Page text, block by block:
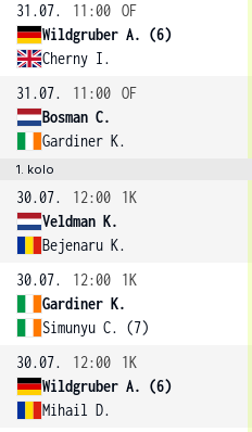
31.07.
11:00 OF
Wildgruber A. (6)
Cherny I.
31.07.
11:00 OF
Bosman C.
Gardiner K.
1. kolo
30.07. 12:00
1K
Veldman K.
Bejenaru K.
30.07.
12:00
1K
Gardiner K.
Simunyu C. (7)
30.07.
12:00
1K
Wildgruber A. (6)
Mihail D.